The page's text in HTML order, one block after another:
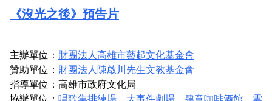
《沒光之後》預告片
主辦單位： 財團法人高雄市藝起文化基金會
贊助單位： 財團法人陳啟川先生文教基金會
指導單位：高雄市政府文化局
協辦單位： 唱歌集排練場 大事件劇場 肆意咖啡酒館 雲